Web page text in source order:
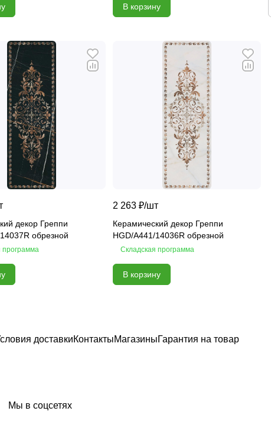
В корзину
декор Греппи
обрезной
программа
2 263 ₽/шт
Керамический декор Греппи
HGD/A441/14036R обрезной
Складская программа
В корзину
доставкиКонтактыМагазиныГарантия на товар
Мы в соцсетях